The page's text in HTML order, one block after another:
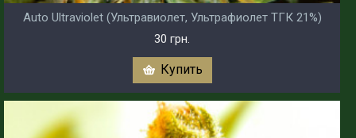
Auto Ultraviolet (Ультравиолет, Ультрафиолет ТГК 21%)
30 грн.
Купить